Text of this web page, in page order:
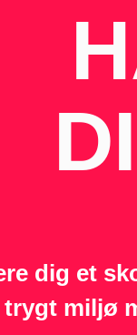
dig et
miljø